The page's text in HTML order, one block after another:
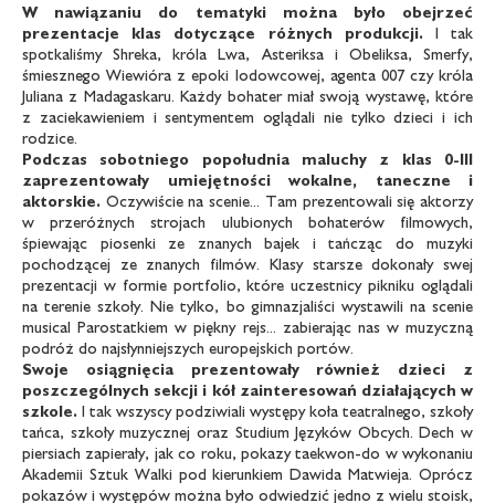
W nawiązaniu do tematyki można było
obejrzeć
prezentacje klas dotyczące
różnych produkcji.I tak
spotkaliśmy Shreka, króla Lwa, Asteriksa i Obeliksa, Smerfy,
śmiesznego Wiewióra z epoki lodowcowej, agenta 007 czy króla
Juliana z Madagaskaru. Każdy bohater miał swoją wystawę, które
z zaciekawieniem i sentymentem oglądali nie tylko dzieci i ich
rodzice.
Podczas sobotniego popołudnia maluchy
z klas 0-III
zaprezentowały umiejętności
wokalne, taneczne i
aktorskie. Oczywiście na scenie... Tam prezentowali się aktorzy
w przeróżnych strojach ulubionych bohaterów filmowych,
śpiewając piosenki ze znanych bajek i tańcząc do muzyki
pochodzącej ze znanych filmów. Klasy starsze dokonały swej
prezentacji w formie portfolio, które uczestnicy pikniku oglądali
na terenie szkoły. Nie tylko, bo gimnazjaliści wystawili na scenie
musical Parostatkiem w piękny rejs... zabierając nas w muzyczną
podróż do najsłynniejszych europejskich portów.
Swoje osiągnięcia prezentowały
również dzieci z
poszczególnych sekcji i kół zainteresowań działających w
szkole. I tak wszyscy podziwiali występy koła teatralnego, szkoły
tańca, szkoły muzycznej oraz Studium Języków Obcych. Dech w
piersiach zapierały, jak co roku, pokazy taekwon-do w wykonaniu
Akademii Sztuk Walki pod kierunkiem Dawida Matwieja. Oprócz
pokazów i występów można było odwiedzić jedno z wielu stoisk,